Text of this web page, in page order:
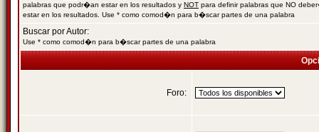
palabras que podr�an estar en los resultados y NOT para definir palabras que NO
estar en los resultados. Use * como comod�n para b�scar partes de una palabra
Buscar por Autor:
Use * como comod�n para b�scar partes de una palabra
Foro: